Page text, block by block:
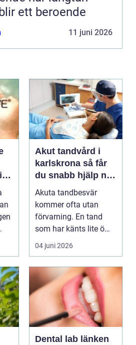
ett beroende
11 juni 2026
Akut tandvård i
karlskrona så får
du snabb hjälp när
tanden krisar
Akuta tandbesvär
kommer ofta utan
förvarning. En tand
som har känts lite öm
kan plötsligt göra så
on...
04 juni 2026
Dental lab länken